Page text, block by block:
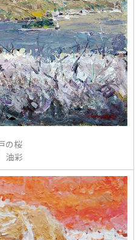
の桜
油彩